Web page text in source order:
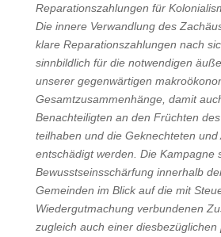
Reparationszahlungen für
Die innere Verwandlung des
klare Reparationszahlungen nach
sinnbildlich für die notwendigen
unserer gegenwärtigen
Gesamtzusammenhänge, damit
Benachteiligten an den Früchten
teilhaben und die Geknechteten und
entschädigt werden. Die Kampagne
Bewusstseinsschärfung innerhalb
Gemeinden im Blick auf die mit
Wiedergutmachung verbundenen
zugleich auch einer